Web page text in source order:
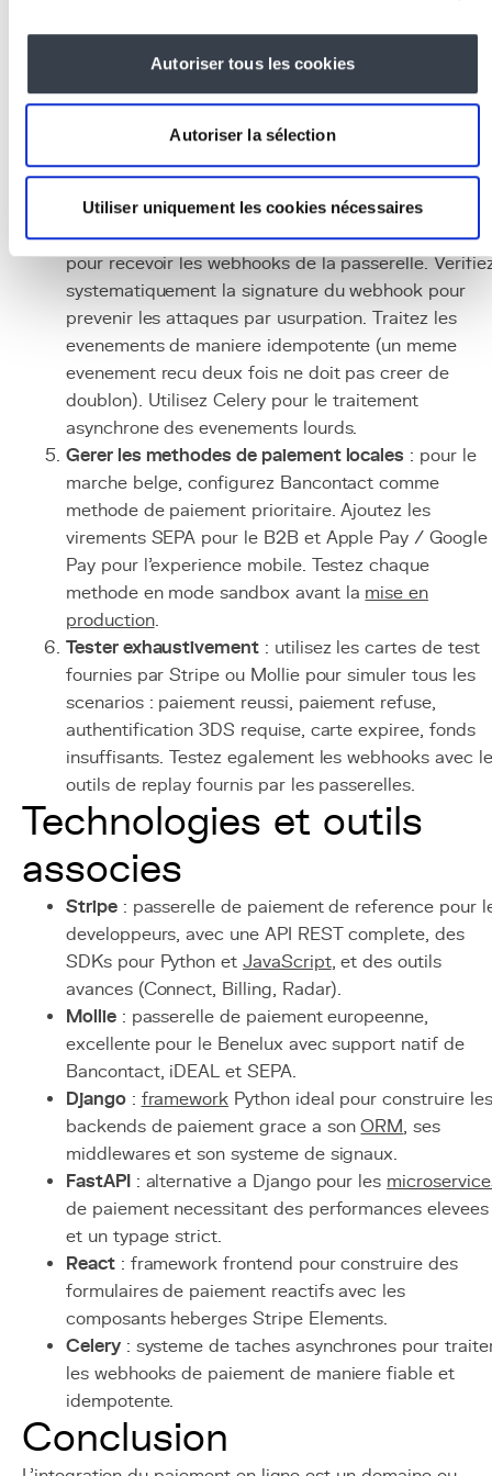
Autoriser tous les cookies
Autoriser la sélection
Utiliser uniquement les cookies nécessaires
Implementer le backend: installez la bibliotheque
Python du prestataire (stripeoumollie-api-
python) et creez les endpoints Django ouFastAPI
pour gerer les intentions de paiement, les
Stripe/Mollie dans vos modeles utilisateur pour
faciliter la correspondance.
Configurer les webhooks: creez un endpoint dedie
pour recevoir les webhooks de la passerelle.
systematiquement la signature du webhook pour
prevenir les attaques par usurpation. Traitez les
evenements de maniere idempotente (un meme
evenement recu deux fois ne doit pas creer de
doublon). Utilisez Celery pour le traitement
asynchrone des evenements lourds.
Gerer les methodes de paiement locales : pour le
marche belge, configurez Bancontact comme
methode de paiement prioritaire. Ajoutez les
virements SEPA pour le B2B et Apple Pay / Google
Pay pour l'experience mobile. Testez chaque
methode en mode sandbox avant la mise en
production.
Tester exhaustivement : utilisez les cartes de test
fournies par Stripe ou Mollie pour simuler tous les
scenarios : paiement reussi, paiement refuse,
authentification 3DS requise, carte expiree, fonds
insuffisants. Testez egalement les webhooks avec
outils de replay fournis par les passerelles.
Technologies et outils
associes
Stripe: passerelle de paiement de reference pour
developpeurs, avec une API REST complete, des
SDKs pour Python etJavaScript, et des outils
avances (Connect, Billing, Radar).
Mollie: passerelle de paiement europeenne,
excellente pour le Benelux avec support natif de
Bancontact, iDEAL et SEPA.
Django: framework Python ideal pour construire les
backends de paiement grace a sonORM, ses
middlewares et son systeme de signaux.
FastAPI: alternative a Django pour les
de paiement necessitant des performances elevees
et un typage strict.
React: framework frontend pour construire des
formulaires de paiement reactifs avec les
composants heberges Stripe Elements.
Celery: systeme de taches asynchrones pour
les webhooks de paiement de maniere fiable et
idempotente.
Conclusion